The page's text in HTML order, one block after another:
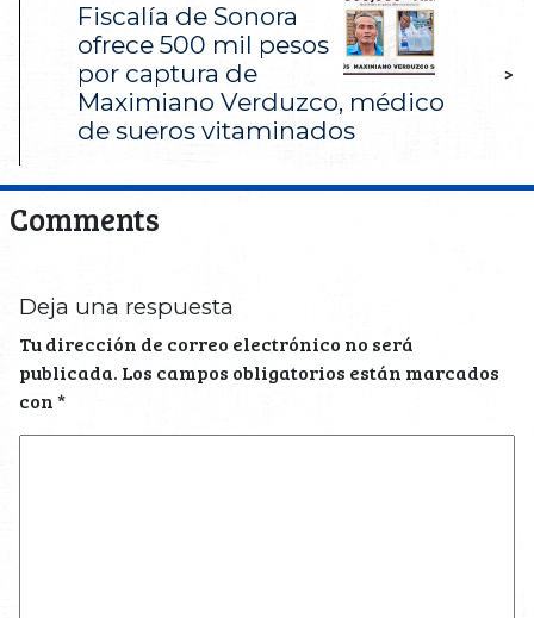
Fiscalía de Sonora
ofrece 500 mil pesos
por captura de
Maximiano Verduzco, médico
de sueros vitaminados
>
Comments
Deja una respuesta
Tu dirección de correo electrónico no será
publicada. Los campos obligatorios están marcados
con*